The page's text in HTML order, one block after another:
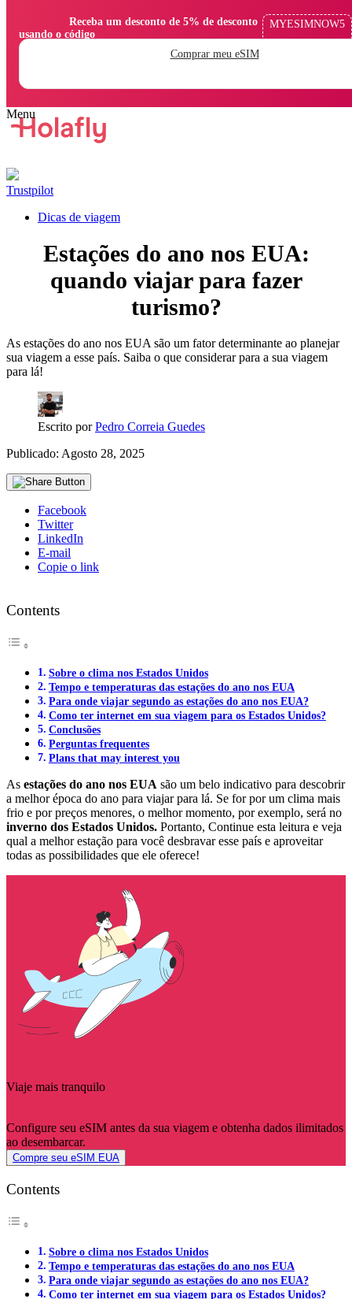
usando o código
MYESIMNOW5
Comprar meu eSIM
Trustpilot
Dicas de viagem
Estações do ano nos EUA:
quando viajar para fazer
turismo?
As estações do ano nos EUA são um fator determinante ao planejar
sua viagem a esse país. Saiba o que considerar para a sua viagem
para lá!
Escrito porPedro Correia Guedes
Publicado: Agosto 28, 2025
Facebook
Twitter
LinkedIn
E-mail
Copie o link
Contents
Sobre o clima nos Estados Unidos
Tempo e temperaturas das estações do ano nos EUA
Para onde viajar segundo as estações do ano nos EUA?
Como ter internet em sua viagem para os Estados Unidos?
Conclusões
Perguntas frequentes
Plans that may interest you
As estações do ano nos EUA são um belo indicativo para descobrir
a melhor época do ano para viajar para lá. Se for por um clima mais
frio e por preços menores, o melhor momento, por exemplo, será no
inverno dos Estados Unidos. Portanto, Continue esta leitura e veja
qual a melhor estação para você desbravar esse país e aproveitar
todas as possibilidades que ele oferece!
Viaje mais tranquilo
Configure seu eSIM antes da sua viagem e obtenha dados ilimitados
ao desembarcar.
Compre seu eSIM EUA
Contents
Sobre o clima nos Estados Unidos
Tempo e temperaturas das estações do ano nos EUA
Para onde viajar segundo as estações do ano nos EUA?
Como ter internet em sua viagem para os Estados Unidos?